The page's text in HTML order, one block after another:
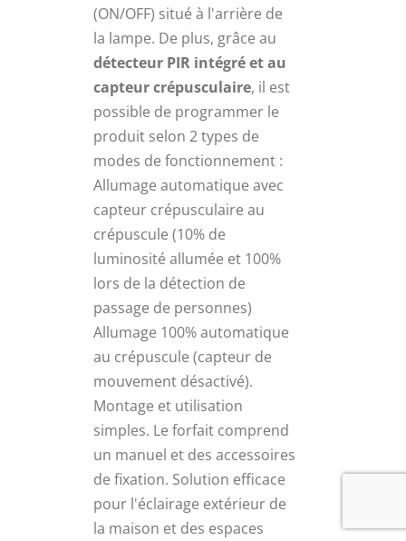
(ON/OFF) situé à l'arrière de
la lampe. De plus, grâce au
détecteur PIR intégré et au
capteur crépusculaire, il est
possible de programmer le
produit selon 2 types de
modes de fonctionnement :
Allumage automatique avec
capteur crépusculaire au
crépuscule (10% de
luminosité allumée et 100%
lors de la détection de
passage de personnes)
Allumage 100% automatique
au crépuscule (capteur de
mouvement désactivé).
Montage et utilisation
simples. Le forfait comprend
un manuel et des accessoires
de fixation. Solution efficace
pour l'éclairage extérieur de
la maison et des espaces